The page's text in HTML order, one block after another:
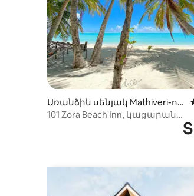
Առանձին սենյակ Mathiveri-ու
մ
101 Zora Beach Inn, կացարան